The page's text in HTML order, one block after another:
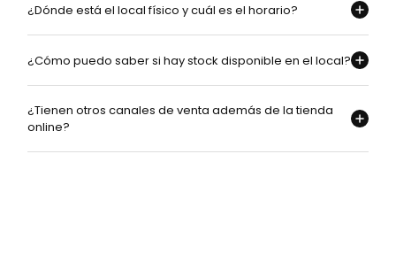
¿Dónde está el local físico y cuál es el horario?
¿Cómo puedo saber si hay stock disponible en el local?
¿Tienen otros canales de venta además de la tienda
online?